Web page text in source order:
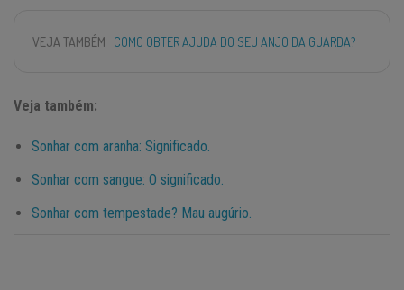
VEJA TAMBÉM COMO OBTER AJUDA DO SEU ANJO DA GUARDA?
Veja também:
Sonhar com aranha: Significado.
Sonhar com sangue: O significado.
Sonhar com tempestade? Mau augúrio.